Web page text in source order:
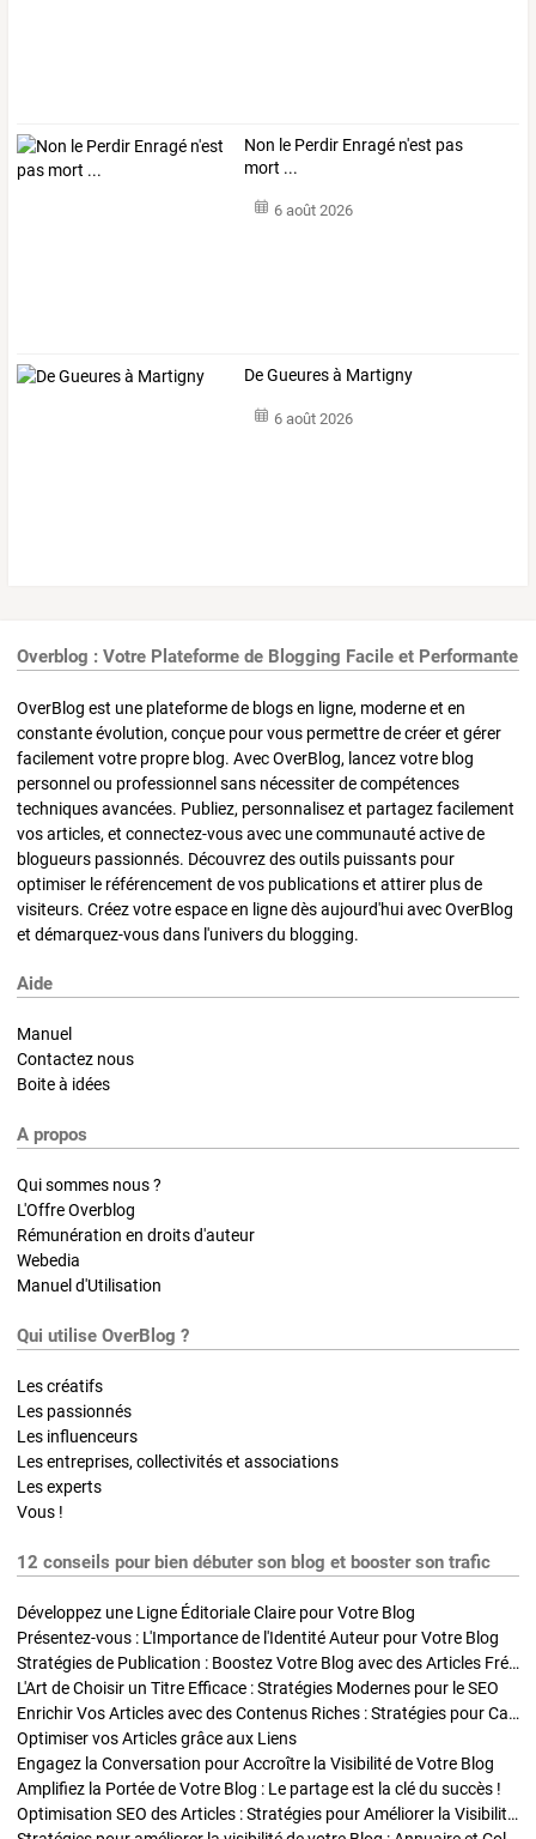
Non le Perdir Enragé n'est pas
mort ...
6 août 2026
De Gueures à Martigny
6 août 2026
Overblog : Votre Plateforme de Blogging Facile et Performante
OverBlog est une plateforme de blogs en ligne, moderne et en
constante évolution, conçue pour vous permettre de créer et gérer
facilement votre propre blog. Avec OverBlog, lancez votre blog
personnel ou professionnel sans nécessiter de compétences
techniques avancées. Publiez, personnalisez et partagez facilement
vos articles, et connectez-vous avec une communauté active de
blogueurs passionnés. Découvrez des outils puissants pour
optimiser le référencement de vos publications et attirer plus de
visiteurs. Créez votre espace en ligne dès aujourd'hui avec OverBlog
et démarquez-vous dans l'univers du blogging.
Aide
Manuel
Contactez nous
Boite à idées
A propos
Qui sommes nous ?
L'Offre Overblog
Rémunération en droits d'auteur
Webedia
Manuel d'Utilisation
Qui utilise OverBlog ?
Les créatifs
Les passionnés
Les influenceurs
Les entreprises, collectivités et associations
Les experts
Vous !
12 conseils pour bien débuter son blog et booster son trafic
Développez une Ligne Éditoriale Claire pour Votre Blog
Présentez-vous : L'Importance de l'Identité Auteur pour Votre Blog
Stratégies de Publication : Boostez Votre Blog avec des Articles Fréquents et Exclusifs
L'Art de Choisir un Titre Efficace : Stratégies Modernes pour le SEO
Enrichir Vos Articles avec des Contenus Riches : Stratégies pour Captiver et Optimiser
Optimiser vos Articles grâce aux Liens
Engagez la Conversation pour Accroître la Visibilité de Votre Blog
Amplifiez la Portée de Votre Blog : Le partage est la clé du succès !
Optimisation SEO des Articles : Stratégies pour Améliorer la Visibilité de Votre Blog